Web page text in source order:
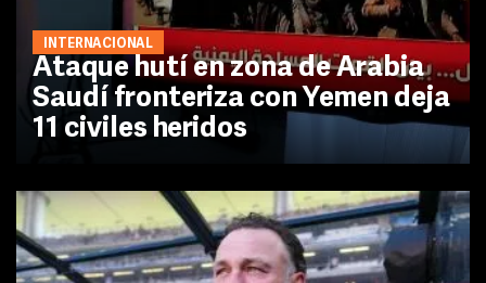
INTERNACIONAL
Ataque hutí en zona de Arabia
Saudí fronteriza con Yemen deja
11 civiles heridos